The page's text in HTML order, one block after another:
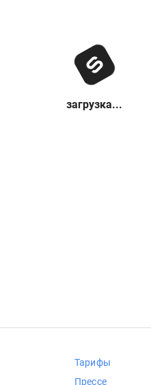
загрузка...
Тарифы
Прессе